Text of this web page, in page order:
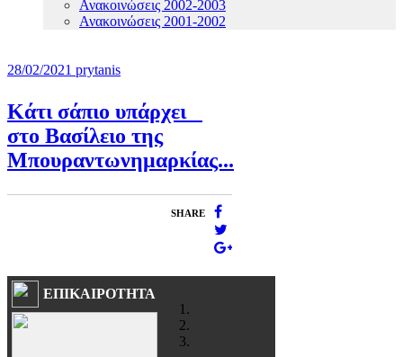
Ανακοινώσεις 2002-2003
Ανακοινώσεις 2001-2002
28/02/2021 prytanis
Κάτι σάπιο υπάρχει
στο Βασίλειο της
Μπουραντωνημαρκίας...
SHARE
ΕΠΙΚΑΙΡΟΤΗΤΑ